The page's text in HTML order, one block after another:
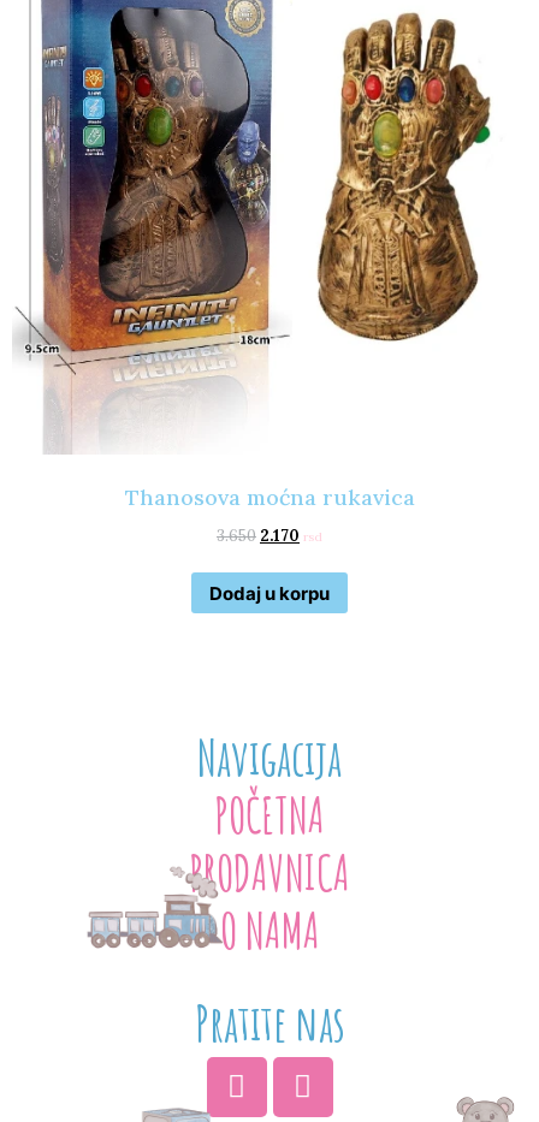
Thanosova moćna rukavica
3.650 2.170 rsd
Dodaj u korpu
Navigacija
POČETNA
PRODAVNICA
O NAMA
Pratite nas